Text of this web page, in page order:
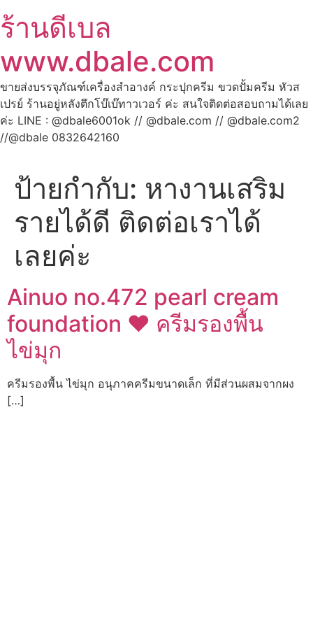
ร้านดีเบล
www.dbale.com
ขายส่งบรรจุภัณฑ์เครื่องสำอางค์ กระปุกครีม ขวดปั้มครีม หัวส
เปรย์ ร้านอยู่หลังตึกโบ๊เบ๊ทาวเวอร์ ค่ะ สนใจติดต่อสอบถามได้เลย
ค่ะ LINE : @dbale6001ok // @dbale.com // @dbale.com2
//@dbale 0832642160
ป้ายกำกับ: หางานเสริม
รายได้ดี ติดต่อเราได้
เลยค่ะ
Ainuo no.472 pearl cream
foundation ♥ ครีมรองพื้น
ไข่มุก
ครีมรองพื้น ไข่มุก อนุภาคครีมขนาดเล็ก ที่มีส่วนผสมจากผง
[…]